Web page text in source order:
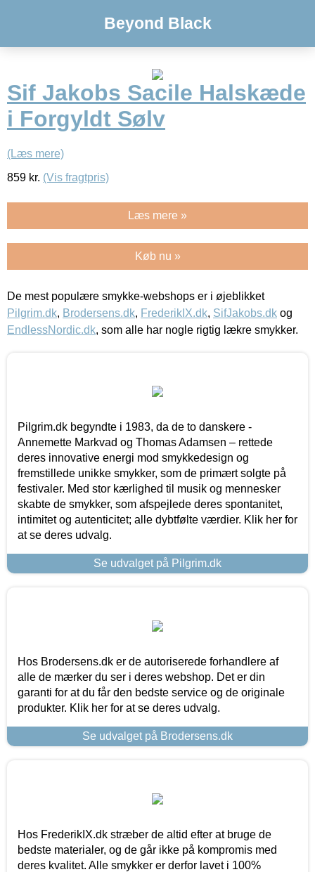
Beyond Black
Sif Jakobs Sacile Halskæde
i Forgyldt Sølv
(Læs mere)
859 kr. (Vis fragtpris)
Læs mere »
Køb nu »
De mest populære smykke-webshops er i øjeblikket
Pilgrim.dk, Brodersens.dk, FrederikIX.dk, SifJakobs.dk og
EndlessNordic.dk, som alle har nogle rigtig lækre smykker.
Pilgrim.dk begyndte i 1983, da de to danskere -
Annemette Markvad og Thomas Adamsen – rettede
deres innovative energi mod smykkedesign og
fremstillede unikke smykker, som de primært solgte på
festivaler. Med stor kærlighed til musik og mennesker
skabte de smykker, som afspejlede deres spontanitet,
intimitet og autenticitet; alle dybtfølte værdier. Klik her for
at se deres udvalg.
Se udvalget på Pilgrim.dk
Hos Brodersens.dk er de autoriserede forhandlere af
alle de mærker du ser i deres webshop. Det er din
garanti for at du får den bedste service og de originale
produkter. Klik her for at se deres udvalg.
Se udvalget på Brodersens.dk
Hos FrederikIX.dk stræber de altid efter at bruge de
bedste materialer, og de går ikke på kompromis med
deres kvalitet. Alle smykker er derfor lavet i 100%